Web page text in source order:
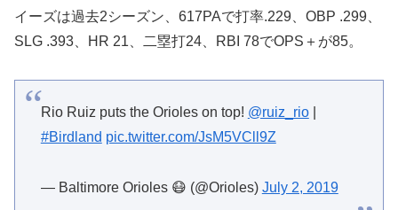
イーズは過去2シーズン、617PAで打率.229、OBP .299、
SLG .393、HR 21、二塁打24、RBI 78でOPS＋が85。
Rio Ruiz puts the Orioles on top! @ruiz_rio|
#Birdland pic.twitter.com/JsM5VCll9Z
— Baltimore Orioles 😷 (@Orioles) July 2, 2019